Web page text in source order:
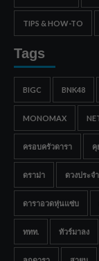
TIPS & HOW-TO
Tags
BIGC BNK48
MONOMAX
ครอบครัวดารา คุ
ดราม่า ดวงประจ
ดาราอวดหุ่นแซ่บ
ททท. ทัวร์มาลง